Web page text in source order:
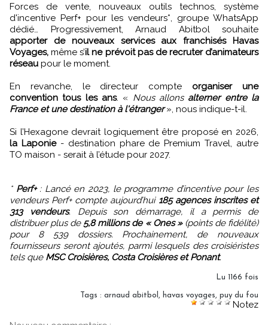
Forces de vente, nouveaux outils technos, système
d'incentive Perf+ pour les vendeurs*, groupe WhatsApp
dédié… Progressivement, Arnaud Abitbol souhaite
apporter de nouveaux services aux franchisés Havas
Voyages, même s’il ne prévoit pas de recruter d’animateurs
réseau pour le moment.
En revanche, le directeur compte organiser une
convention tous les ans. « Nous allons alterner entre la
France et une destination à l'étranger», nous indique-t-il.
Si l’Hexagone devrait logiquement être proposé en 2026,
la Laponie- destination phare de Premium Travel, autre
TO maison - serait à l’étude pour 2027.
* Perf+: Lancé en 2023, le programme d’incentive pour les
vendeurs Perf+ compte aujourd’hui 185 agences inscrites et
313 vendeurs. Depuis son démarrage, il a permis de
distribuer plus de5,8 millions de « Ones »(points de fidélité)
pour 8 539 dossiers. Prochainement, de nouveaux
fournisseurs seront ajoutés, parmi lesquels des croisiéristes
tels que MSC Croisières, Costa Croisières et Ponant.
Lu 1166 fois
Tags : arnaud abitbol , havas voyages, puy du fou
Notez